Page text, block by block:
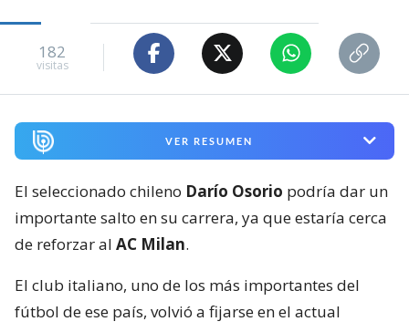
182
visitas
VER RESUMEN
El seleccionado chileno Darío Osorio podría dar un
importante salto en su carrera, ya que estaría cerca
de reforzar al AC Milan.
El club italiano, uno de los más importantes del
fútbol de ese país, volvió a fijarse en el actual